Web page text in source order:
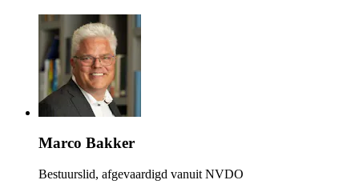
Marco Bakker
Bestuurslid, afgevaardigd vanuit NVDO